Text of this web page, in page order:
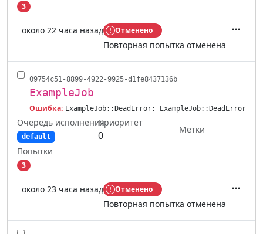
3
около 22 часа назад Отменено
Повторная попытка отменена
09754c51-8899-4922-9925-d1fe8437136b
ExampleJob
Ошибка: ExampleJob::DeadError: ExampleJob::DeadError
Очередь исполнения
default
Приоритет
0
Метки
Попытки
3
около 23 часа назад Отменено
Повторная попытка отменена